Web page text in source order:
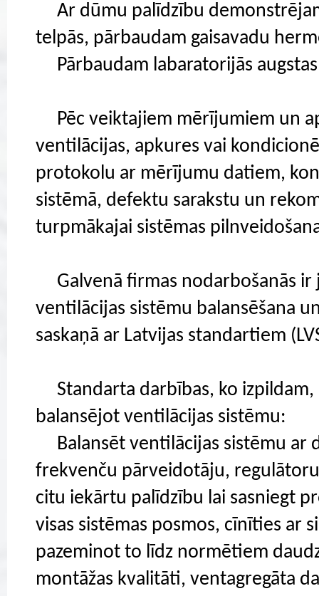
Ar dūmu palīdzību
telpās, pārbaudam gaisavadu
Pārbaudam labaratorijās
Pēc veiktajiem mērījumiem un
ventilācijas, apkures vai
protokolu ar mērījumu datiem,
sistēmā, defektu sarakstu un
turpmākajai sistēmas
Galvenā firmas nodarbošanās ir
ventilācijas sistēmu balansēšana
saskaņā ar Latvijas standartiem
Standarta darbības, ko izpildam,
balansējot ventilācijas sistēmu:
Balansēt ventilācijas sistēmu ar
frekvenču pārveidotāju,
citu iekārtu palīdzību lai sasniegt
visas sistēmas posmos, cīnīties ar
pazeminot to līdz normētiem
montāžas kvalitāti, ventagregāta